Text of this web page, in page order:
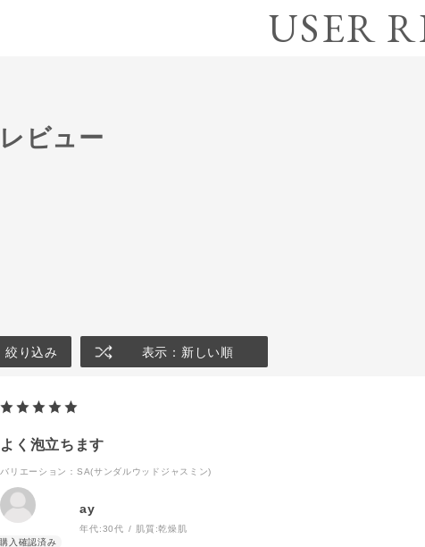
USER
レビュー
絞り込み 表示：新しい順
よく泡立ちます
バリエーション：SA(サンダルウッドジャスミン)
ay
年代:30代 肌質:乾燥肌